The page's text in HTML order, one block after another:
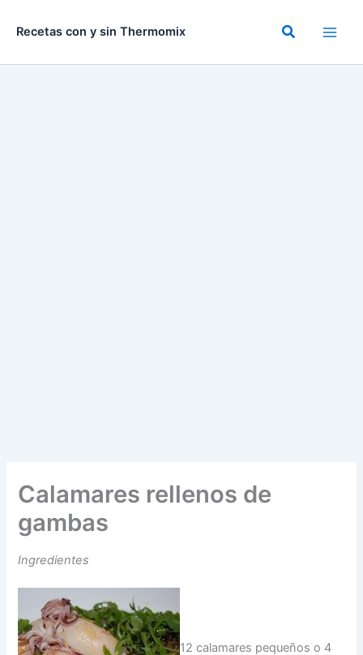
Recetas con y sin Thermomix Buscar
Calamares rellenos de
gambas
Ingredientes
12 calamares pequeños o 4